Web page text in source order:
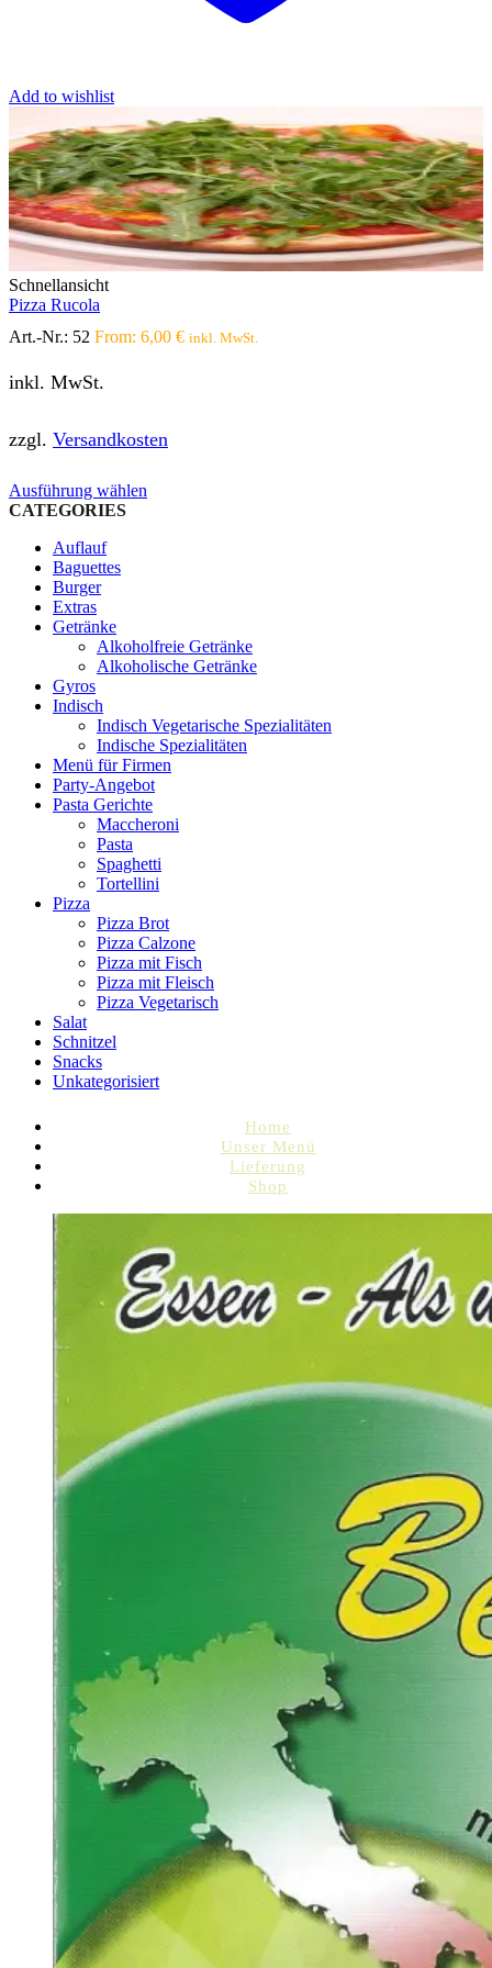
Add to wishlist
Schnellansicht
Pizza Rucola
Art.-Nr.: 52 From: 6,00 € inkl. MwSt.
inkl. MwSt.
zzgl. Versandkosten
Ausführung wählen
können
auf
gewählt
werden
CATEGORIES
Auflauf
Baguettes
Burger
Extras
Getränke
Alkoholfreie Getränke
Alkoholische Getränke
Gyros
Indisch
Indisch Vegetarische Spezialitäten
Indische Spezialitäten
Menü für Firmen
Party-Angebot
Pasta Gerichte
Maccheroni
Pasta
Spaghetti
Tortellini
Pizza
Pizza Brot
Pizza Calzone
Pizza mit Fisch
Pizza mit Fleisch
Pizza Vegetarisch
Salat
Schnitzel
Snacks
Unkategorisiert
Home
Unser Menü
Lieferung
Shop